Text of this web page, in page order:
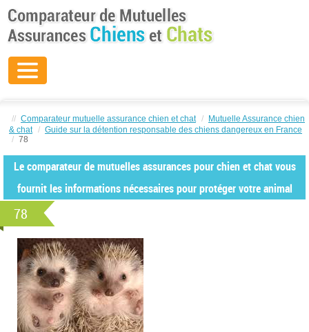
// Comparateur mutuelle assurance chien et chat /
Mutuelle Assurance chien
& chat / Guide sur la détention responsable des chiens dangereux en France
/ 78
Le comparateur de mutuelles assurances pour chien et chat vous
fournit les informations nécessaires pour protéger votre animal
78